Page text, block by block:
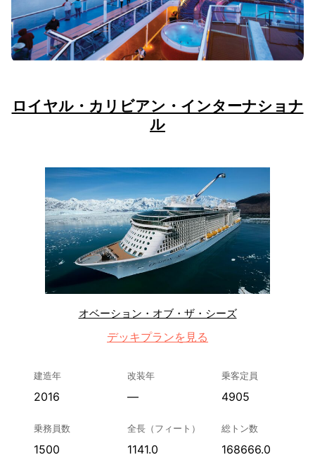
ロイヤル・カリビアン・インターナショナ
ル
オベーション・オブ・ザ・シーズ
デッキプランを見る
建造年
2016
改装年
—
乗客定員
4905
乗務員数
1500
全長（フィート）
1141.0
総トン数
168666.0